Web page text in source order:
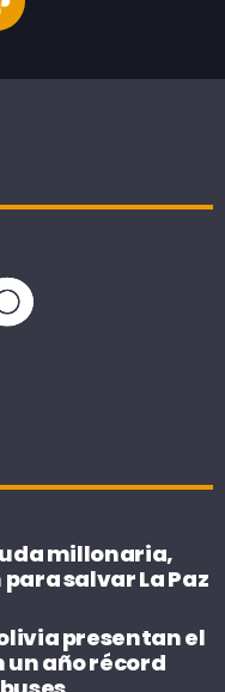
millonaria,
salvar La Paz
presentan el
un año récord